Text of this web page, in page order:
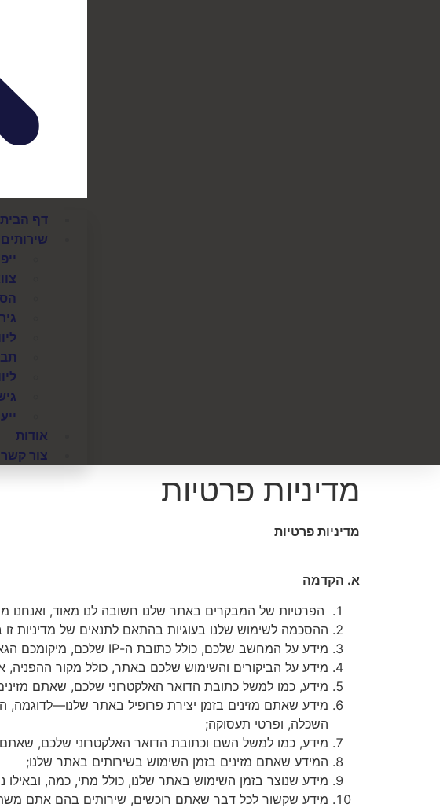
דף הבית
שירותים
אודות
צור קשר
מדיניות פרטיות
מדיניות פרטיות
א. הקדמה
הפרטיות של המבקרים באתר שלנו חשובה לנו מאוד, ואנחנו
ההסכמה לשימוש שלנו בעוגיות בהתאם לתנאים של
מידע על המחשב שלכם, כולל כתובת ה-IP שלכם, מיקומכם הגאוגרפי, סוג הדפדפן והגרסה שלו, ומערכת ההפעלה;
מידע על הביקורים והשימוש שלכם באתר, כולל מקור
מידע, כמו למשל כתובת הדואר האלקטרוני שלכם, שאתם
מידע שאתם מזינים בזמן יצירת פרופיל באתר שלנו—לדוגמה,
השכלה, ופרטי תעסוקה;
מידע, כמו למשל השם וכתובת הדואר האלקטרוני שלכם, שאתם
המידע שאתם מזינים בזמן השימוש בשירותים באתר שלנו;
מידע שנוצר בזמן השימוש באתר שלנו, כולל מתי, כמה,
מידע שקשור לכל דבר שאתם רוכשים, שירותים בהם אתם